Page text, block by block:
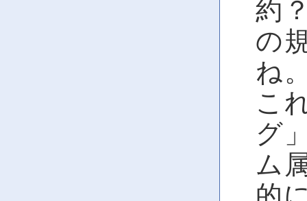
約
の
ね
こ
グ
ム
的